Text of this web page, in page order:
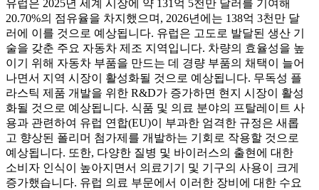
유럽은 2025년 세계 시장에 약 131억 5천만 달러를 기여해
20.70%의 점유율을 차지했으며, 2026년에는 138억 3천만 달
러에 이를 것으로 예상됩니다. 유럽은 고도로 발달된 생산 기
술을 갖춘 주요 자동차 제조 지역입니다. 차량의 효율성을 높
이기 위해 자동차 부품을 만드는 데 경량 부품의 채택이 늘어
나면서 지역 시장이 활성화될 것으로 예상됩니다. 무독성 플
라스틱 제품 개발을 위한 R&D가 증가하면 현지 시장이 활성
화될 것으로 예상됩니다. 식품 및 의료 분야의 프탈레이트 사
용과 관련하여 유럽 연합(EU)이 부과한 엄격한 규정은 새롭
고 향상된 폴리머 첨가제를 개발하는 기회로 작용할 것으로
예상됩니다. 또한, 다양한 질병 및 바이러스의 출현에 대한
소비자 인식이 높아지면서 의료기기 및 기구의 사용이 크게
증가했습니다. 유럽 ​​의료 부문에서 이러한 장비에 대한 수요